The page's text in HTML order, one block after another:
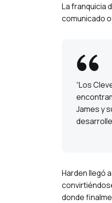
La franquicia
comunicado
“Los
James y
Harden llegó
donde